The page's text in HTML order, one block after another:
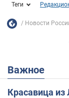
Теги
Новости
Важное
Красавица